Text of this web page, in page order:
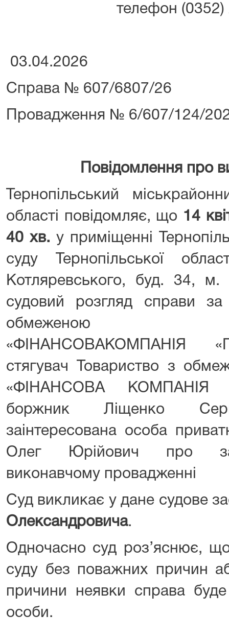
телефон (0352)
03.04.2026
Справа № 607/6807/26
Провадження № 6/607/124/
Повідомлення про
Тернопільський
області повідомляє, що 14
40 хв. у приміщенні
суду Тернопільської
Котляревського, буд. 34, м.
судовий розгляд справи
обмеженою
«ФІНАНСОВАКОМПАНІЯ
стягувач Товариство з
«ФІНАНСОВА КОМПАНІЯ
боржник Ліщенко
заінтересована особа
Олег Юрійович про
виконавчому провадженні
Суд викликає у дане судове
Олександровича.
Одночасно суд роз’яснює,
суду без поважних причин
причини неявки справа буде
особи.